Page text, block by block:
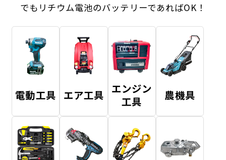
でもリチウム電池のバッテリーであればOK！
電動工具 エア工具 エンジン
工具
農機具